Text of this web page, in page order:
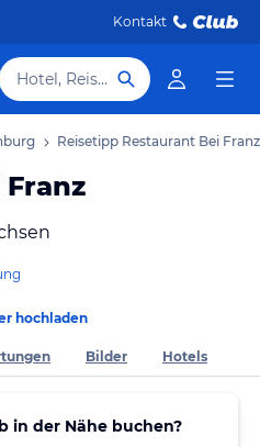
Kontakt
Hotel, Reiseziel
Reisetipp Restaurant Bei Franz
hochladen
Bilder Hotels
in der Nähe buchen?